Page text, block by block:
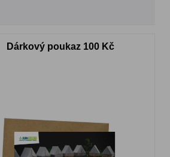
Dárkový poukaz 100 Kč